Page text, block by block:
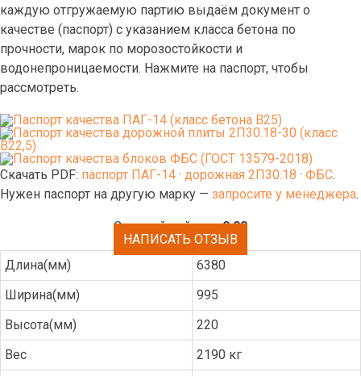
каждую отгружаемую партию выдаём документ о
качестве (паспорт) с указанием класса бетона по
прочности, марок по морозостойкости и
водонепроницаемости. Нажмите на паспорт, чтобы
рассмотреть.
Скачать PDF: паспорт ПАГ-14 · дорожная 2П30.18 · ФБС.
Нужен паспорт на другую марку — запросите у менеджера.
Средний рейтинг:0.00
НАПИСАТЬ ОТЗЫВ
Длина(мм)
6380
Ширина(мм)
995
Высота(мм)
220
Вес
2190 кг